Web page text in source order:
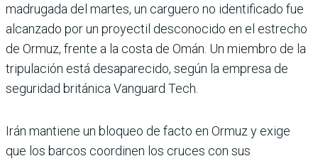
madrugada del martes, un carguero no identificado fue
alcanzado por un proyectil desconocido en el estrecho
de Ormuz, frente a la costa de Omán. Un miembro de la
tripulación está desaparecido, según la empresa de
seguridad británica Vanguard Tech.
Irán mantiene un bloqueo de facto en Ormuz y exige
que los barcos coordinen los cruces con sus